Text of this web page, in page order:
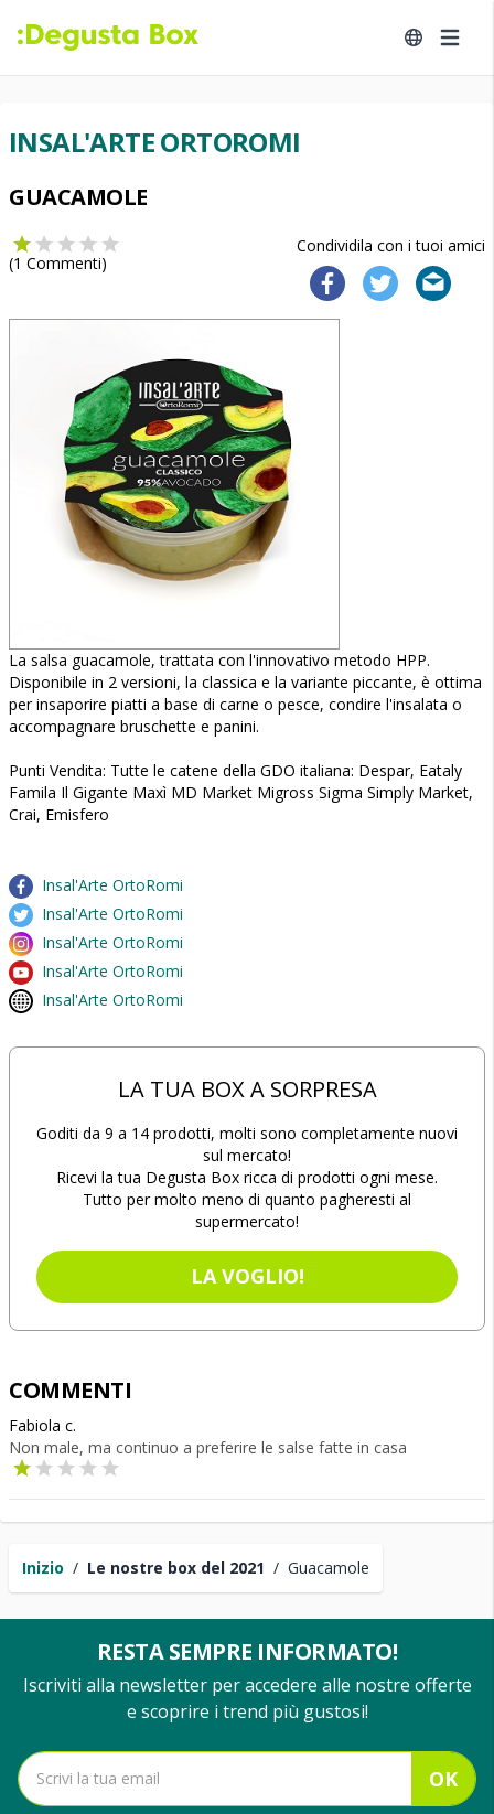
Inizio / Le nostre box del 2021 / Guacamole
INSAL'ARTE ORTOROMI
GUACAMOLE
Condividila con i tuoi amici
(1 Commenti)
La salsa guacamole, trattata con l'innovativo metodo HPP.
Disponibile in 2 versioni, la classica e la variante piccante, è ottima
per insaporire piatti a base di carne o pesce, condire l'insalata o
accompagnare bruschette e panini.
Punti Vendita: Tutte le catene della GDO italiana: Despar, Eataly
Famila Il Gigante Maxì MD Market Migross Sigma Simply Market,
Crai, Emisfero
Insal'Arte OrtoRomi
Insal'Arte OrtoRomi
Insal'Arte OrtoRomi
Insal'Arte OrtoRomi
Insal'Arte OrtoRomi
LA TUA BOX A SORPRESA
Goditi da 9 a 14 prodotti, molti sono completamente nuovi
sul mercato!
Ricevi la tua Degusta Box ricca di prodotti ogni mese.
Tutto per molto meno di quanto pagheresti al
supermercato!
LA VOGLIO!
COMMENTI
Fabiola c.
Non male, ma continuo a preferire le salse fatte in casa
RESTA SEMPRE INFORMATO!
Iscriviti alla newsletter per accedere alle nostre offerte
e scoprire i trend più gustosi!
OK